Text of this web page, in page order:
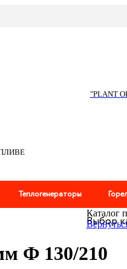
"PLANT
Теплогенераторы
Выбор
Каталог
Ф 130/210